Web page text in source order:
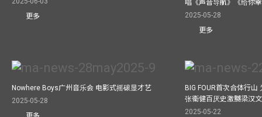
更多
唱《声音导航》《给你
2025-05-28
更多
Nowhere Boys广州音乐会 电影式摇磙显才艺
2025-05-28
BIG FOUR首次合体行
张衞健百厌史激嬲梁汉
2025-05-22